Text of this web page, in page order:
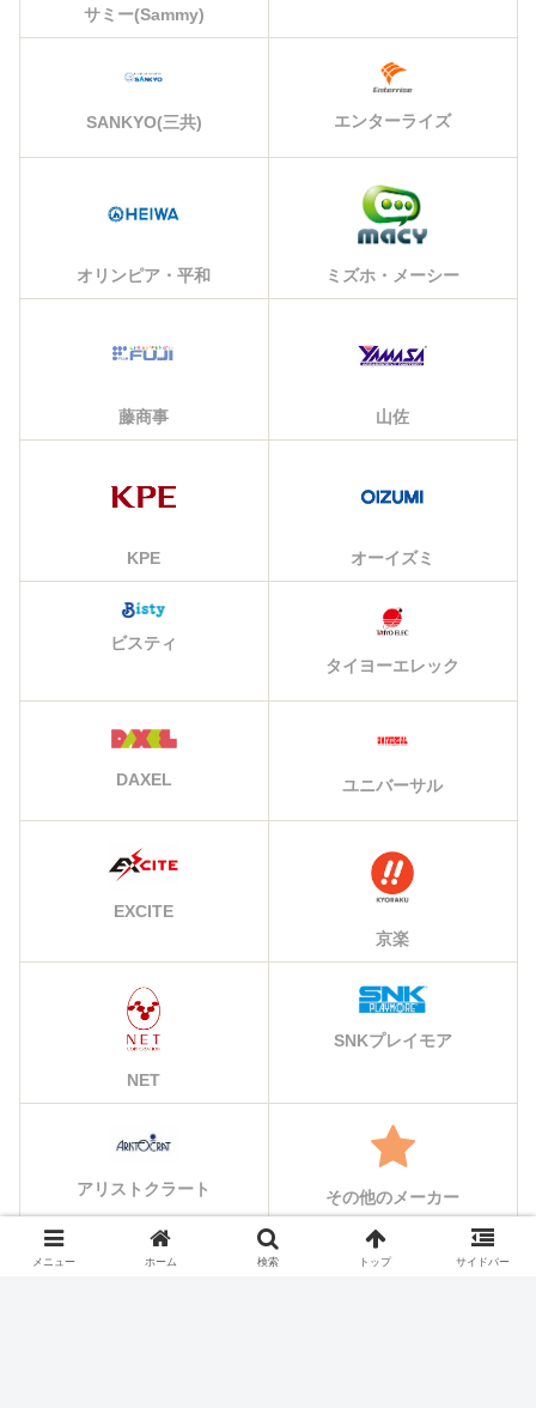
サミー(Sammy)
SANKYO(三共) エンターライズ
オリンピア・平和 ミズホ・メーシー
藤商事 山佐
KPE オーイズミ
ビスティ
タイヨーエレック
DAXEL ユニバーサル
EXCITE
京楽
NET
SNKプレイモア
アリストクラート その他のメーカー
メニュー ホーム 検索 トップ サイドバー